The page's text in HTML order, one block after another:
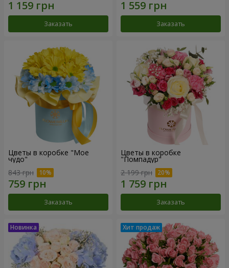
Заказать Заказать
Цветы в коробке "Мое
чудо"
843 грн
Заказать
Цветы в коробке
"Помпадур"
2 199 грн
Заказать